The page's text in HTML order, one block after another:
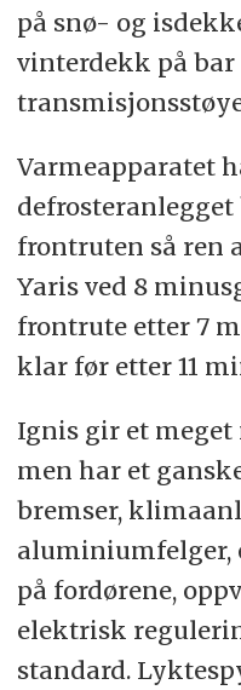
på snø- og
vinterdekk på
Varmeapparatet
frontruten så ren
Yaris ved 8
frontrute etter 7
klar før etter 11
Ignis gir et
men har et
bremser,
aluminiumfelger,
på fordørene,
elektrisk
standard.